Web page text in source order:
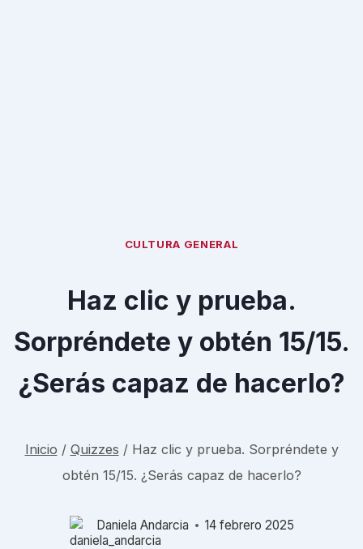
CULTURA GENERAL
Haz clic y prueba.
Sorpréndete y obtén 15/15.
¿Serás capaz de hacerlo?
Inicio / Quizzes / Haz clic y prueba. Sorpréndete y
obtén 15/15. ¿Serás capaz de hacerlo?
Daniela Andarcia 14 febrero 2025